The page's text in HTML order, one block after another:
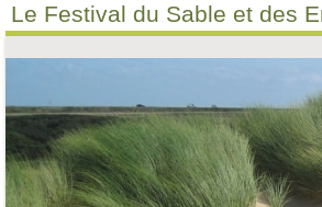
Le Festival du Sable et des